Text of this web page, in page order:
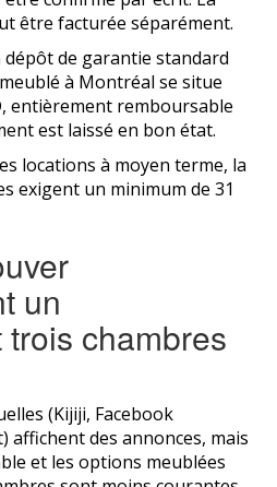
être facturée séparément.
de garantie standard
à Montréal se situe
entièrement remboursable
est laissé en bon état.
locations à moyen terme, la
exigent un minimum de 31
un
chambres
(Kijiji, Facebook
affichent des annonces, mais
et les options meublées